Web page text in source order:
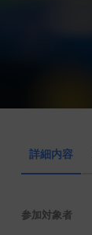
詳細内容
参加対象者